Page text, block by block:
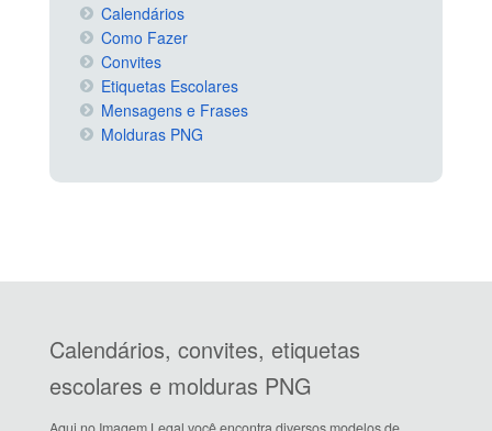
Calendários
Como Fazer
Convites
Etiquetas Escolares
Mensagens e Frases
Molduras PNG
Calendários, convites, etiquetas
escolares e molduras PNG